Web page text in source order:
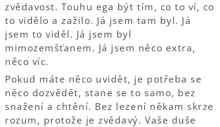
zvědavost. Touhu ega být tím, co to ví, co
to vidělo a zažilo. Já jsem tam byl. Já
jsem to viděl. Já jsem byl
mimozemšťanem. Já jsem něco extra,
něco víc.
Pokud máte něco uvidět, je potřeba se
něco dozvědět, stane se to samo, bez
snažení a chtění. Bez lezení někam skrze
rozum, protože je zvědavý. Vaše duše